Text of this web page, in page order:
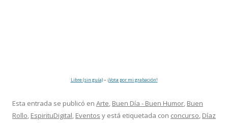
Libre (sin guía)– ¡Vota por mi grabación!
Esta entrada se publicó en Arte, Buen Día - Buen Humor, Buen
Rollo, EspirituDigital, Eventos y está etiquetada con concurso, Díaz